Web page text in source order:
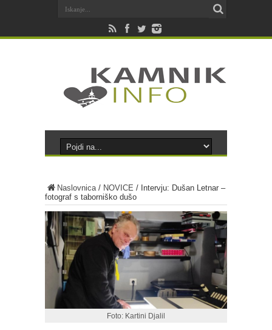
Naslovnica/ NOVICE / Intervju: Dušan Letnar –
fotograf s taborniško dušo
Foto: Kartini Djalil